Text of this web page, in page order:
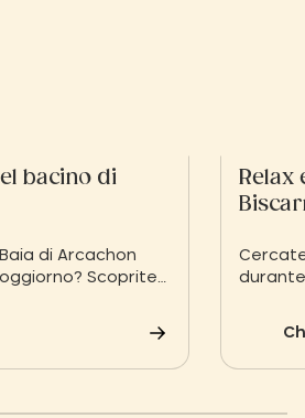
bacino di
di Arcachon
Scoprite
Relax